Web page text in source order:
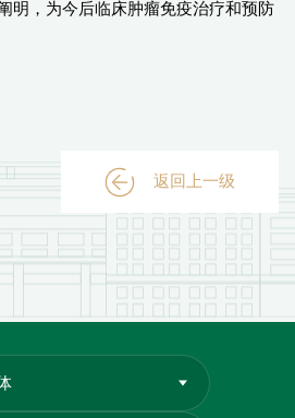
明，为今后临床肿瘤免疫治疗和预防
返回上一级